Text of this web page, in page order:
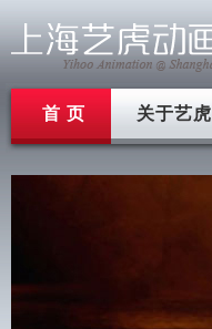
首 页 关于艺虎